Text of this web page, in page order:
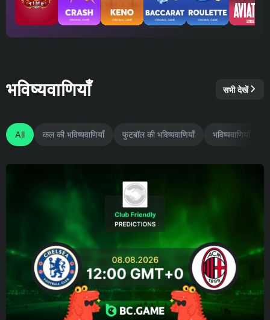
भविष्यवाणियाँ सभी देखें
All कल की भविष्यवाणियाँ फुटबॉल की भविष्यवाणियाँ भविष्यवाणियाँ